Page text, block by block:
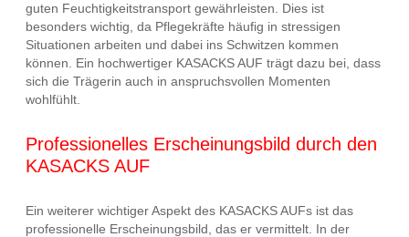
guten Feuchtigkeitstransport gewährleisten. Dies ist
besonders wichtig, da Pflegekräfte häufig in stressigen
Situationen arbeiten und dabei ins Schwitzen kommen
können. Ein hochwertiger KASACKS AUF trägt dazu bei, dass
sich die Trägerin auch in anspruchsvollen Momenten
wohlfühlt.
Professionelles Erscheinungsbild durch den
KASACKS AUF
Ein weiterer wichtiger Aspekt des KASACKS AUFs ist das
professionelle Erscheinungsbild, das er vermittelt. In der